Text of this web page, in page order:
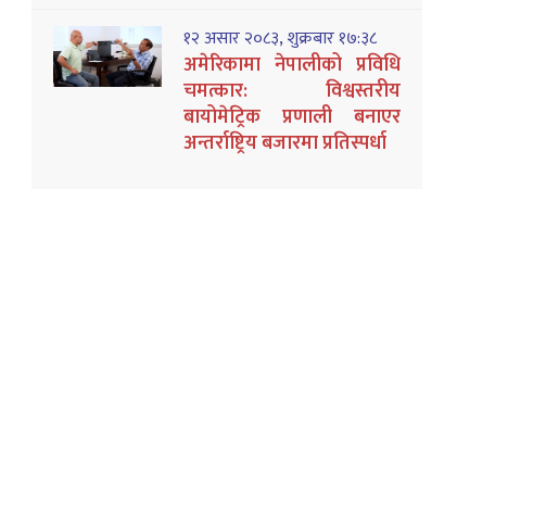
१२ असार २०८३, शुक्रबार १७:३८
अमेरिकामा नेपालीको प्रविधि
चमत्कार: विश्वस्तरीय
बायोमेट्रिक प्रणाली बनाएर
अन्तर्राष्ट्रिय बजारमा प्रतिस्पर्धा